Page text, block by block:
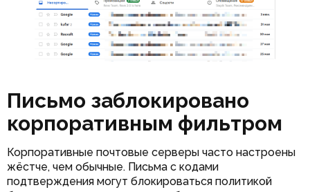
Письмо заблокировано
корпоративным фильтром
Корпоративные почтовые серверы часто настроены
жёстче, чем обычные. Письма с кодами
подтверждения могут блокироваться политикой